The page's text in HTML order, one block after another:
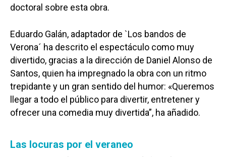
doctoral sobre esta obra.
Eduardo Galán, adaptador de `Los bandos de
Verona´ ha descrito el espectáculo como muy
divertido, gracias a la dirección de Daniel Alonso de
Santos, quien ha impregnado la obra con un ritmo
trepidante y un gran sentido del humor: «Queremos
llegar a todo el público para divertir, entretener y
ofrecer una comedia muy divertida”, ha añadido.
Las locuras por el veraneo